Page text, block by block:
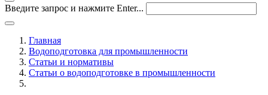
Введите запрос и нажмите Enter...
Главная
Водоподготовка для промышленности
Статьи и нормативы
Статьи о водоподготовке в промышленности